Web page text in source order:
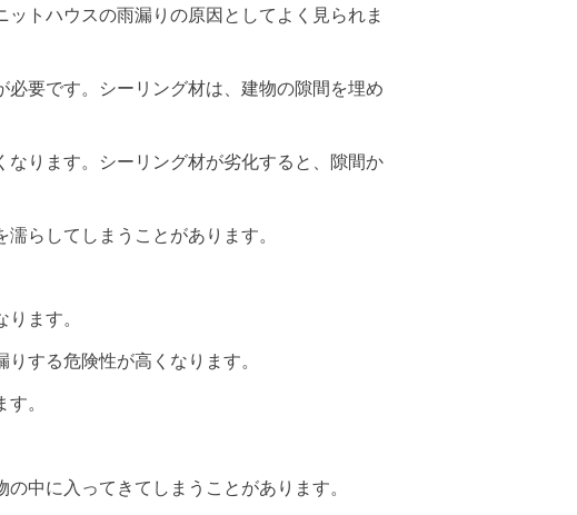
トハウスの雨漏りの原因としてよく見られま
要です。シーリング材は、建物の隙間を埋め
ります。シーリング材が劣化すると、隙間か
らしてしまうことがあります。
ます。
する危険性が高くなります。
。
中に入ってきてしまうことがあります。